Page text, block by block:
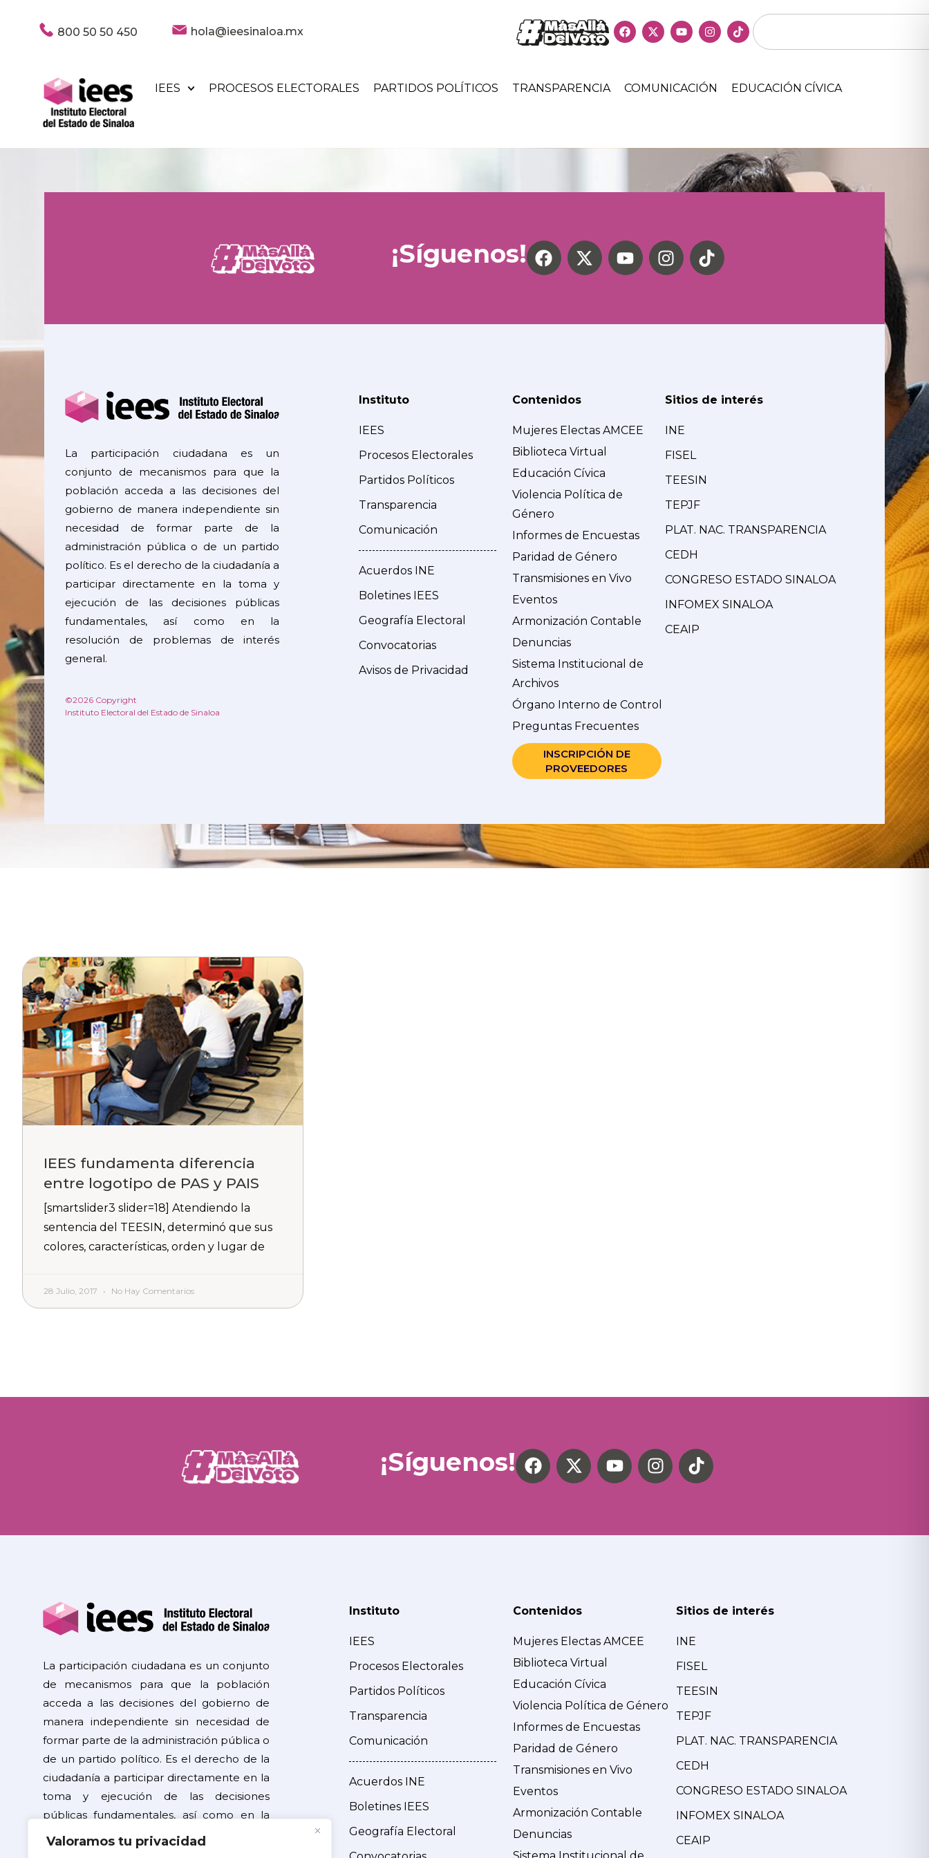
Valoramos tu privacidad
800 50 50 450 hola@ieesinaloa.mx
IEES PROCESOS ELECTORALES PARTIDOS POLÍTICOS TRANSPARENCIA COMUNICACIÓN EDUCACIÓN CÍVICA
¡Síguenos!
La participación ciudadana es un
conjunto de mecanismos para que la
población acceda a las decisiones del
gobierno de manera independiente sin
necesidad de formar parte de la
administración pública o de un partido
político. Es el derecho de la ciudadanía a
participar directamente en la toma y
ejecución de las decisiones públicas
fundamentales, así como en la
resolución de problemas de interés
general.
©2026 Copyright
Instituto Electoral del Estado de Sinaloa
Instituto
IEES
Procesos Electorales
Partidos Políticos
Transparencia
Comunicación
Acuerdos INE
Boletines IEES
Geografía Electoral
Convocatorias
Avisos de Privacidad
Contenidos
Mujeres Electas AMCEE
Biblioteca Virtual
Educación Cívica
Violencia Política de
Género
Informes de Encuestas
Paridad de Género
Transmisiones en Vivo
Eventos
Armonización Contable
Denuncias
Sistema Institucional de
Archivos
Órgano Interno de Control
Preguntas Frecuentes
INSCRIPCIÓN DE
PROVEEDORES
Sitios de interés
INE
FISEL
TEESIN
TEPJF
PLAT. NAC. TRANSPARENCIA
CEDH
CONGRESO ESTADO SINALOA
INFOMEX SINALOA
CEAIP
IEES fundamenta diferencia
entre logotipo de PAS y PAIS
[smartslider3 slider=18] Atendiendo la
sentencia del TEESIN, determinó que sus
colores, características, orden y lugar de
28 Julio, 2017 No Hay Comentarios
¡Síguenos!
La participación ciudadana es un conjunto
de mecanismos para que la población
acceda a las decisiones del gobierno de
manera independiente sin necesidad de
formar parte de la administración pública o
de un partido político. Es el derecho de la
ciudadanía a participar directamente en la
toma y ejecución de las decisiones
públicas fundamentales, así como en la
resolución de problemas de interés
Instituto
IEES
Procesos Electorales
Partidos Políticos
Transparencia
Comunicación
Acuerdos INE
Boletines IEES
Geografía Electoral
Contenidos
Mujeres Electas AMCEE
Biblioteca Virtual
Educación Cívica
Violencia Política de Género
Informes de Encuestas
Paridad de Género
Transmisiones en Vivo
Eventos
Armonización Contable
Denuncias
Sitios de interés
INE
FISEL
TEESIN
TEPJF
PLAT. NAC. TRANSPARENCIA
CEDH
CONGRESO ESTADO SINALOA
INFOMEX SINALOA
CEAIP